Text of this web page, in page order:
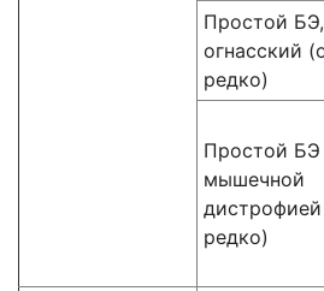
Простой БЭ,
огнасский
редко)
Простой БЭ
мышечной
редко)